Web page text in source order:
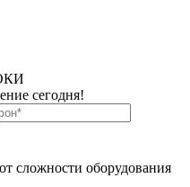
сегодня!
сложности оборудования